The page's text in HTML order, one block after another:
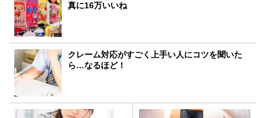
真に16万いいね
クレーム対応がすごく上手い人にコツを聞いた
ら…なるほど！